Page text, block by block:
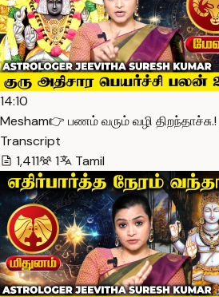
14:10
Mesham👉 பணம் வரும் வழி
Transcript
1,411
1 Tamil